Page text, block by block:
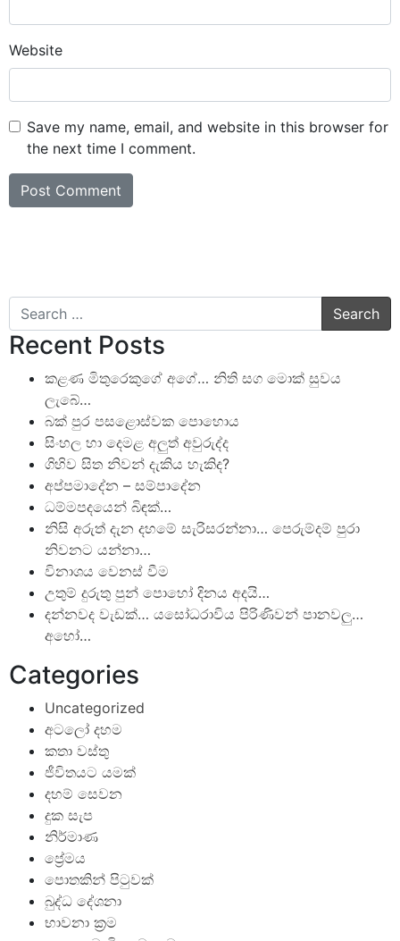
Website
Save my name, email, and website in this browser for
the next time I comment.
Search
Recent Posts
කළණ මිතුරෙකුගේ අගේ… නිති සග මොක් සුවය
ලැබේ…
බක් පුර පසළොස්වක පොහොය
සිංහල හා දෙමළ අලුත් අවුරුද්ද
ගිහිව සිත නිවන් දැකිය හැකිද?
අප්පමාදේන – සම්පාදේන
ධම්මපදයෙන් බිඳක්…
නිසි අරුත් දැන දහමේ සැරිසරන්නා… පෙරුම්දම් පුරා
නිවනට යන්නා…
විනාශය වෙනස් වීම
උතුම් දුරුතු පුන් පොහෝ දිනය අදයි…
දන්නවද වැඩක්… යසෝධරාවිය පිරිණිවන් පානවලු…
අහෝ…
Categories
Uncategorized
අටලෝ දහම
කතා වස්තු
ජීවිතයට යමක්
දහම් සෙවන
දුක සැප
නිර්මාණ
ප්‍රේමය
පොතකින් පිටුවක්
බුද්ධ දේශනා
භාවනා ක්‍රම